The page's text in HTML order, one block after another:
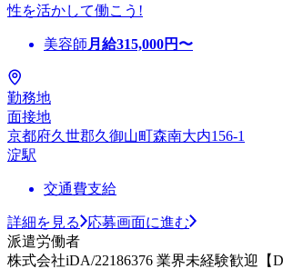
性を活かして働こう!
美容師 月給315,000円〜
勤務地
面接地
京都府久世郡久御山町森南大内156-1
淀駅
交通費支給
詳細を見る
応募画面に進む
派遣労働者
株式会社iDA/22186376 業界未経験歓迎【